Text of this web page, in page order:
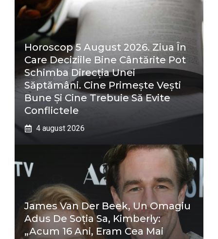
Horoscop 5 August 2026. Ziua În
Care Deciziile Bine Cântărite Pot
Schimba Direcția Unei
Săptămâni. Cine Primește Vești
Bune Și Cine Trebuie Să Evite
Conflictele
4 august 2026
James Van Der Beek, Un Omagiu
Adus De Soția Sa, Kimberly:
„Acum 16 Ani, Eram Cea Mai